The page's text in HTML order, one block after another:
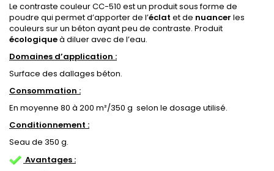
Le contraste couleur CC-510 est un produit sous forme de
poudre qui permet d’apporter de l’éclat et de nuancer les
couleurs sur un béton ayant peu de contraste. Produit
écologiqueà diluer avec de l’eau.
Domaines d’application :
Surface des dallages béton.
Consommation :
En moyenne 80 à 200 m²/350 g selon le dosage utilisé.
Conditionnement :
Seau de 350 g.
Avantages :